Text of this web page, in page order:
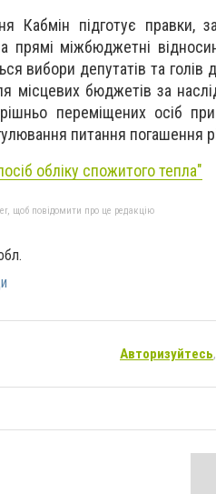
Кабмін підготує правки,
прямі міжбюджетні
вибори депутатів та голів
місцевих бюджетів за
переміщених осіб при
питання погашення
обліку спожитого тепла"
щоб повідомити про це редакцію
Авторизуйтесь